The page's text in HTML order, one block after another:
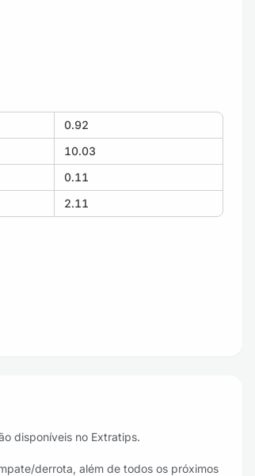
0.92
10.03
0.11
2.11
disponíveis no Extratips.
derrota, além de todos os próximos